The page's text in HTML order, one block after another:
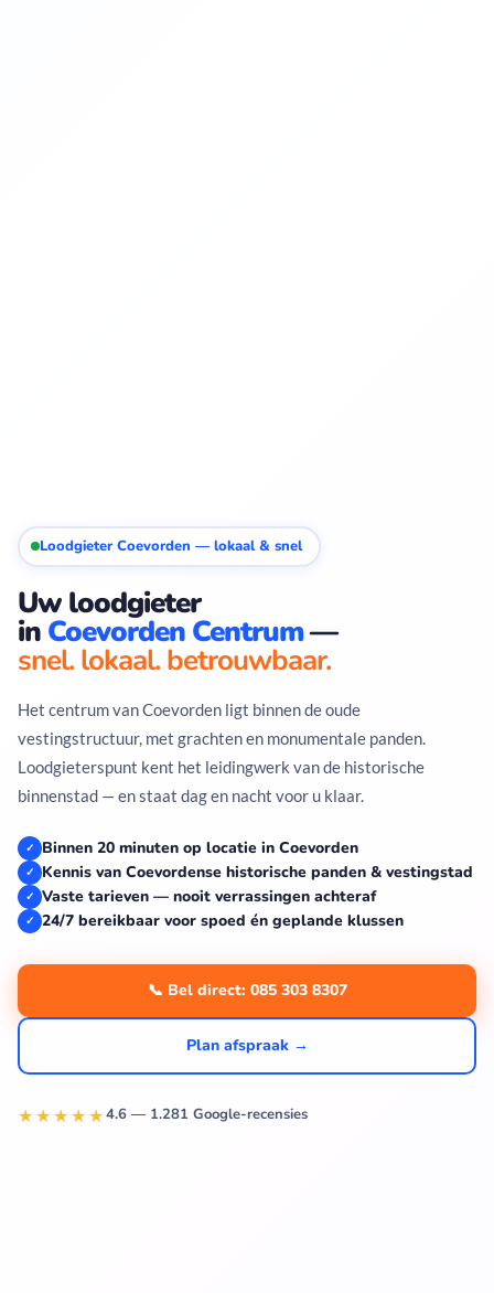
Loodgieter Coevorden — lokaal & snel
Uw loodgieter
in Coevorden Centrum—
snel. lokaal. betrouwbaar.
Het centrum van Coevorden ligt binnen de oude
vestingstructuur, met grachten en monumentale panden.
Loodgieterspunt kent het leidingwerk van de historische
binnenstad — en staat dag en nacht voor u klaar.
✓ Binnen 20 minuten op locatie in Coevorden
✓ Kennis van Coevordense historische panden & vestingstad
✓ Vaste tarieven — nooit verrassingen achteraf
✓ 24/7 bereikbaar voor spoed én geplande klussen
📞 Bel direct: 085 303 8307
Plan afspraak →
★★★★★4.6 — 1.281 Google-recensies